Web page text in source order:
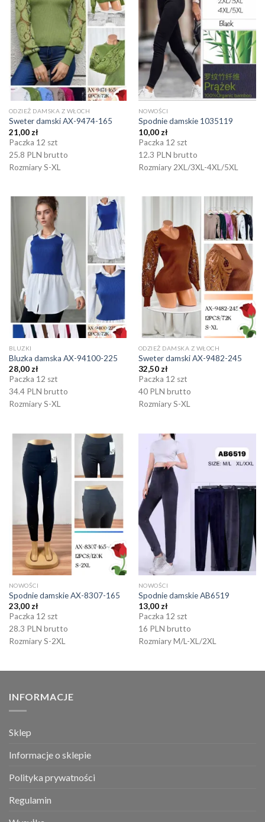
ODZIEŻ DAMSKA Z WŁOCH
Sweter damski AX-9474-165
21,00 zł
Paczka 12 szt
25.8 PLN brutto
Rozmiary S-XL
NOWOŚCI
Spodnie damskie 1035119
10,00 zł
Paczka 12 szt
12.3 PLN brutto
Rozmiary 2XL/3XL-4XL/5XL
BLUZKI
Bluzka damska AX-94100-225
28,00zł
Paczka 12 szt
34.4 PLN brutto
Rozmiary S-XL
ODZIEŻ DAMSKA Z WŁOCH
Sweter damski AX-9482-245
32,50zł
Paczka 12 szt
40 PLN brutto
Rozmiary S-XL
NOWOŚCI
Spodnie damskie AX-8307-165
23,00zł
Paczka 12 szt
28.3 PLN brutto
Rozmiary S-2XL
NOWOŚCI
Spodnie damskie AB6519
13,00zł
Paczka 12 szt
16 PLN brutto
Rozmiary M/L-XL/2XL
INFORMACJE
Sklep
Informacje o sklepie
Polityka prywatności
Regulamin